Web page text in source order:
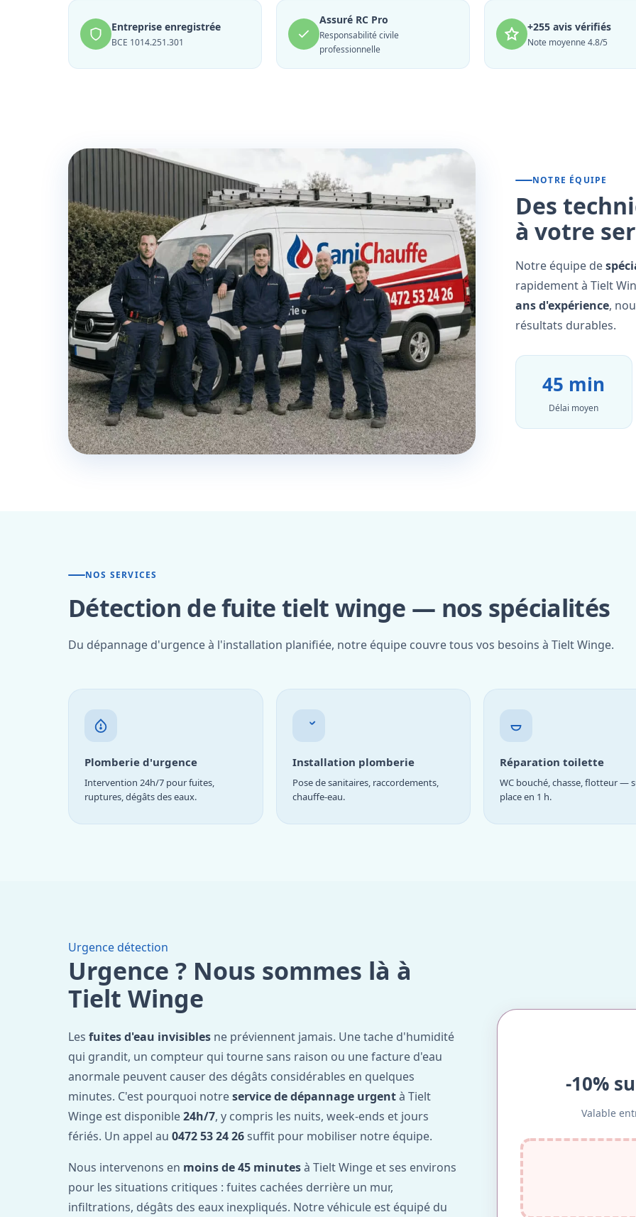
Entreprise enregistrée
BCE 1014.251.301
Assuré RC Pro
Responsabilité civile
professionnelle
+255 avis vérifiés
Note moyenne 4.8/5
NOTRE ÉQUIPE
Des
à votre
Notre équipe de
rapidement à Tielt
ans d'expérience,
résultats durables.
45 min
Délai moyen
NOS SERVICES
Détection de fuite tielt winge — nos spécialités
Du dépannage d'urgence à l'installation planifiée, notre équipe couvre tous vos besoins à Tielt Winge.
Plomberie d'urgence
Intervention 24h/7 pour fuites,
ruptures, dégâts des eaux.
Installation plomberie
Pose de sanitaires, raccordements,
chauffe-eau.
Réparation toilette
WC bouché, chasse, flotteur —
place en 1 h.
Urgence détection
Urgence ? Nous sommes là à
Tielt Winge
Les fuites d'eau invisibles ne préviennent jamais. Une tache d'humidité
qui grandit, un compteur qui tourne sans raison ou une facture d'eau
anormale peuvent causer des dégâts considérables en quelques
minutes. C'est pourquoi notreservice de dépannage urgentà Tielt
Winge est disponible24h/7, y compris les nuits, week-ends et jours
fériés. Un appel au 0472 53 24 26suffit pour mobiliser notre équipe.
Nous intervenons en moins de 45 minutesà Tielt Winge et ses environs
pour les situations critiques : fuites cachées derrière un mur,
infiltrations, dégâts des eaux inexpliqués. Notre véhicule est équipé du
-10%
Valable